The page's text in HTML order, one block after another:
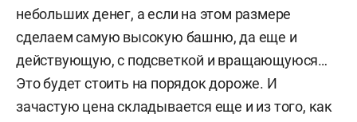
небольших денег, а если на этом размере
сделаем самую высокую башню, да еще и
действующую, с подсветкой и вращающуюся…
Это будет стоить на порядок дороже. И
зачастую цена складывается еще и из того, как